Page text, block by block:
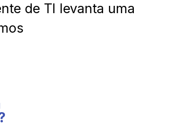
de TI levanta uma